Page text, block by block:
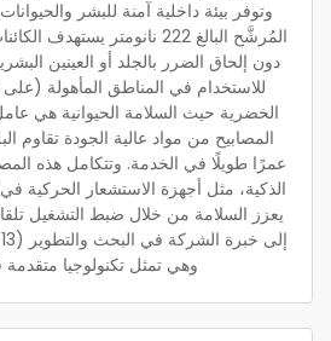
وتوفر بيئة داخلية آمنة للبشر
المُرشَّح البالغ 222 نانومتر
دون إلحاق الضرر بالجلد أو العينين
للاستخدام في المناطق المأهولة (على
الخضرية حيث السلامة الحيوانية هي
المصابيح من مواد عالية الجودة تقاوم
عمرًا طويلًا في الخدمة. وتتكامل هذه
الذكية، مثل أجهزة الاستشعار الحركية في
يعزز السلامة من خلال ضبط التشغيل
وهي تمثل تكنولوجيا متقدمة